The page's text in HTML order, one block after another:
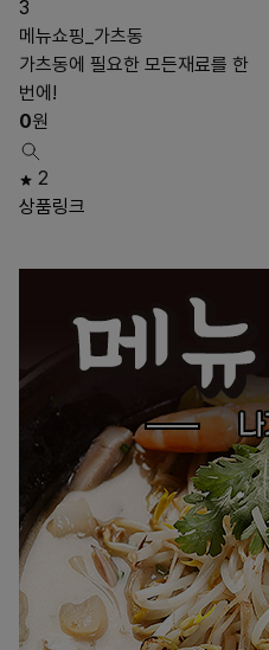
3
메뉴쇼핑_가츠동
가츠동에 필요한 모든재료를 한
번에!
0원
2
상품링크